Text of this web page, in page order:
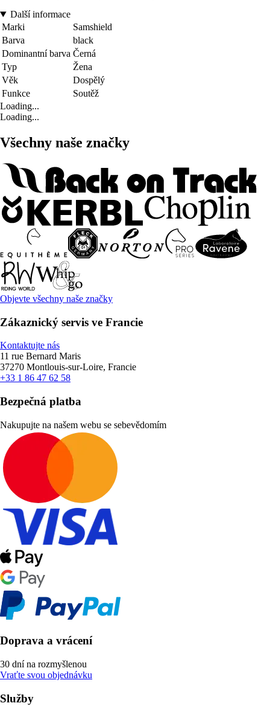
Další informace
Marki
Samshield
Barva
black
Dominantní barva Černá
Typ
Žena
Věk
Dospělý
Funkce
Soutěž
Loading...
Loading...
Všechny naše značky
Objevte všechny naše značky
Zákaznický servis ve Francie
Kontaktujte nás
11 rue Bernard Maris
37270 Montlouis-sur-Loire, Francie
+33 1 86 47 62 58
Bezpečná platba
Nakupujte na našem webu se sebevědomím
Doprava a vrácení
30 dní na rozmyšlenou
Vraťte svou objednávku
Služby